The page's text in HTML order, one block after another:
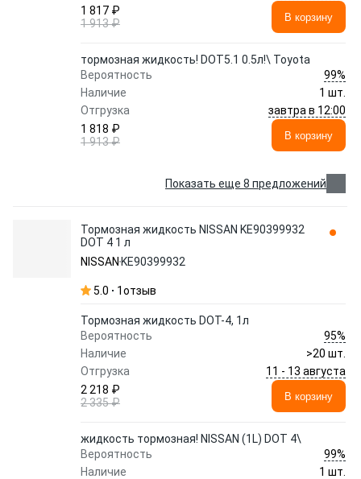
1 817 ₽
1 913 ₽
В корзину
тормозная жидкость! DOT5.1 0.5л!\ Toyota
Вероятность
99%
Наличие
1 шт.
Отгрузка
завтра в 12:00
1 818 ₽
1 913 ₽
В корзину
Показать еще 8 предложений
Тормозная жидкость NISSAN KE90399932
DOT 4 1 л
NISSAN KE90399932
5.0 1отзыв
Тормозная жидкость DOT-4, 1л
Вероятность
95%
Наличие
>20 шт.
Отгрузка
11 - 13 августа
2 218 ₽
2 335 ₽
В корзину
жидкость тормозная! NISSAN (1L) DOT 4\
Вероятность
99%
Наличие
1 шт.